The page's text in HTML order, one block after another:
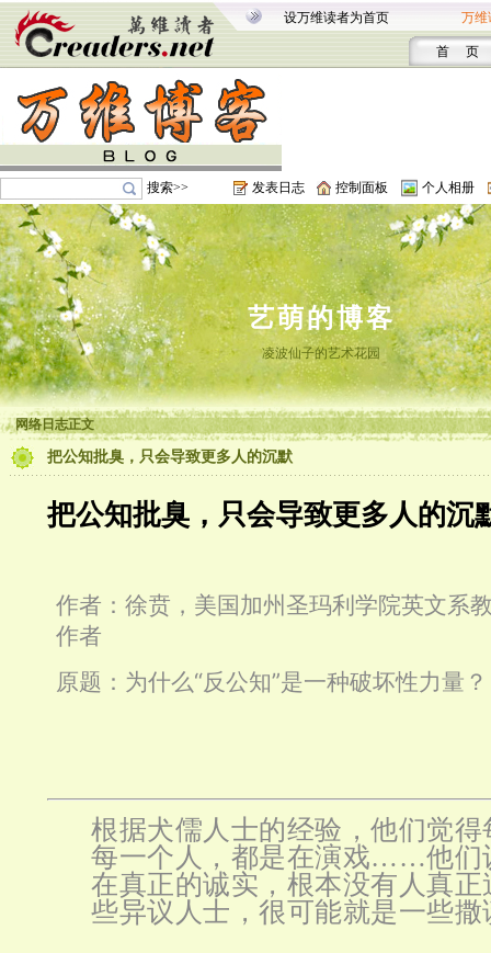
设万维读者为首页 万维
首 页
搜索>> 发表日志 控制面板 个人相册
艺萌的博客
凌波仙子的艺术花园
网络日志正文
把公知批臭，只会导致更多人的沉默
把公知批臭，只会导致更多人的沉
作者：徐贲，美国加州圣玛利学院英文系
作者
原题：为什么“反公知”是一种破坏性力量？
根据犬儒人士的经验，他们觉
每一个人，都是在演戏……他们
在真正的诚实，根本没有人真
些异议人士，很可能就是一些撒